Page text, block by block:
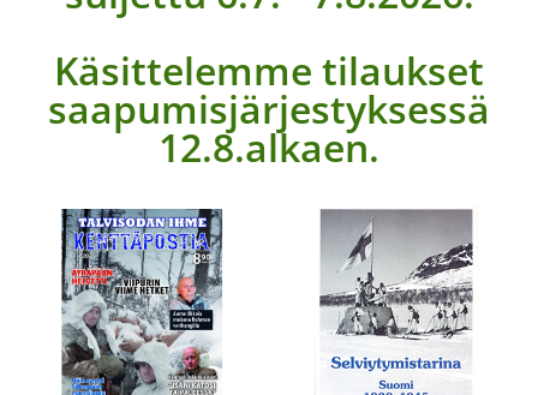
Käsittelemme tilaukset
saapumisjärjestyksessä
12.8.alkaen.